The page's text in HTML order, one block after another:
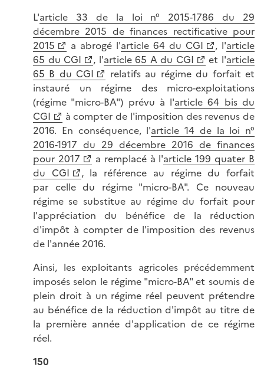
L'article 33 de la loi n° 2015-1786 du 29
décembre 2015 de finances rectificative pour
2015
a abrogé l'article 64 du CGI , l'article
65 du CGI
, l'article 65 A du CGI et l'article
65 B du CGI
relatifs au régime du forfait et
instauré un régime des micro-exploitations
(régime "micro-BA") prévu à l'article 64 bis du
CGI
à compter de l'imposition des revenus de
2016. En conséquence, l'article 14 de la loi n°
2016-1917 du 29 décembre 2016 de finances
pour 2017
a remplacé à l'article 199 quater B
du CGI
, la référence au régime du forfait
par celle du régime "micro-BA". Ce nouveau
régime se substitue au régime du forfait pour
l'appréciation du bénéfice de la réduction
d'impôt à compter de l'imposition des revenus
de l'année 2016.
Ainsi, les exploitants agricoles précédemment
imposés selon le régime "micro-BA" et soumis de
plein droit à un régime réel peuvent prétendre
au bénéfice de la réduction d'impôt au titre de
la première année d'application de ce régime
réel.
150